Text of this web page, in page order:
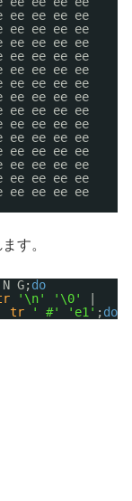
ee ee ee ee
ee ee ee ee
ee ee ee ee
ee ee ee ee
ee ee ee ee
ee ee ee ee
ee ee ee ee
ee ee ee ee
ee ee ee ee
ee ee ee ee
ee ee ee ee
ee ee ee ee
ee ee ee ee
ee ee ee ee
す。
G;do
'\n' '\0'
tr ' #' 'e1' ;done